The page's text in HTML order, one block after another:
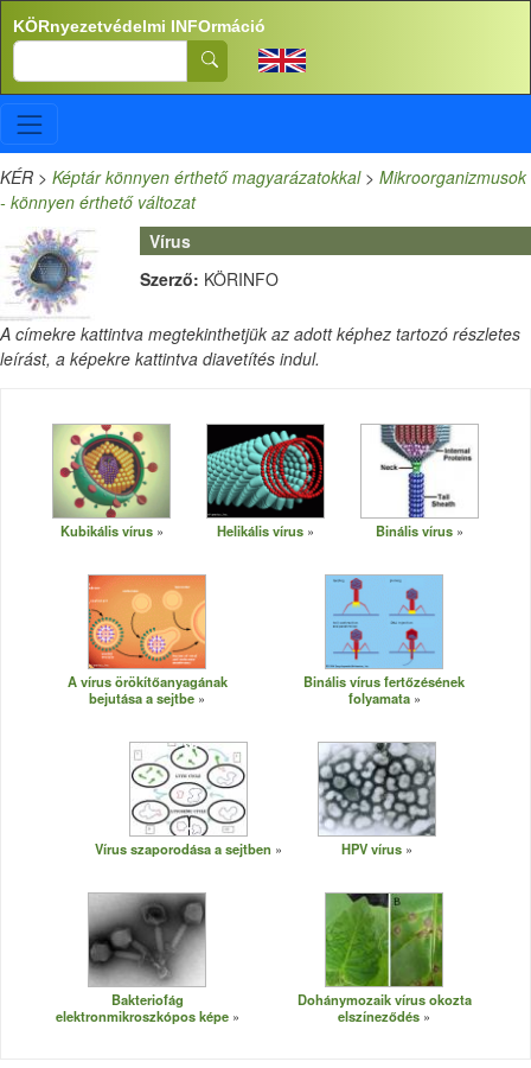
Ugrás a tartalomra
KÖRnyezetvédelmi INFOrmáció
Search
KÉR > Képtár könnyen érthető magyarázatokkal> Mikroorganizmusok
- könnyen érthető változat
Vírus
Szerző: KÖRINFO
A címekre kattintva megtekinthetjük az adott képhez tartozó részletes
leírást, a képekre kattintva diavetítés indul.
Kubikális vírus Helikális vírus Binális vírus
A vírus örökítőanyagának
bejutása a sejtbe
Binális vírus fertőzésének
folyamata
Vírus szaporodása a sejtben HPV vírus
Bakteriofág
elektronmikroszkópos képe
Dohánymozaik vírus okozta
elszíneződés